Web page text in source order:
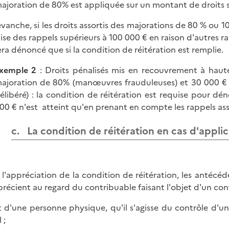
de 80% est appliquée sur un montant de droits
si les droits assortis des majorations de 80 % ou
des rappels supérieurs à 100 000 € en raison d'autres
dénoncé que si la condition de réitération est remplie.
2 : Droits pénalisés mis en recouvrement à
de 80% (manœuvres frauduleuses) et 30 000
: la condition de réitération est requise pour
€ n'est atteint qu'en prenant en compte les rappels
c. La condition de réitération en cas
l'appréciation de la condition de réitération, les
au regard du contribuable faisant l'objet d'un
d'une personne physique, qu'il s'agisse du contrôle
;